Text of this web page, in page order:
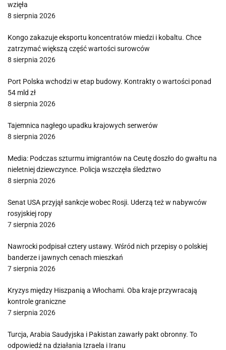
wzięła
8 sierpnia 2026
Kongo zakazuje eksportu koncentratów miedzi i kobaltu. Chce
zatrzymać większą część wartości surowców
8 sierpnia 2026
Port Polska wchodzi w etap budowy. Kontrakty o wartości ponad
54 mld zł
8 sierpnia 2026
Tajemnica nagłego upadku krajowych serwerów
8 sierpnia 2026
Media: Podczas szturmu imigrantów na Ceutę doszło do gwałtu na
nieletniej dziewczynce. Policja wszczęła śledztwo
8 sierpnia 2026
Senat USA przyjął sankcje wobec Rosji. Uderzą też w nabywców
rosyjskiej ropy
7 sierpnia 2026
Nawrocki podpisał cztery ustawy. Wśród nich przepisy o polskiej
banderze i jawnych cenach mieszkań
7 sierpnia 2026
Kryzys między Hiszpanią a Włochami. Oba kraje przywracają
kontrole graniczne
7 sierpnia 2026
Turcja, Arabia Saudyjska i Pakistan zawarły pakt obronny. To
odpowiedź na działania Izraela i Iranu